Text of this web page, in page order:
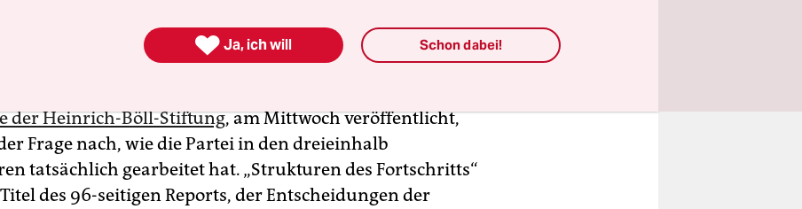
den Konflikt am nächsten Tag doch wieder
der Heinrich-Böll-Stiftung, am Mittwoch veröffentlicht,
Frage nach, wie die Partei in den dreieinhalb
tatsächlich gearbeitet hat. „Strukturen des Fortschritts“
des 96-seitigen Reports, der Entscheidungen der
 Ja, ich will Schon dabei!